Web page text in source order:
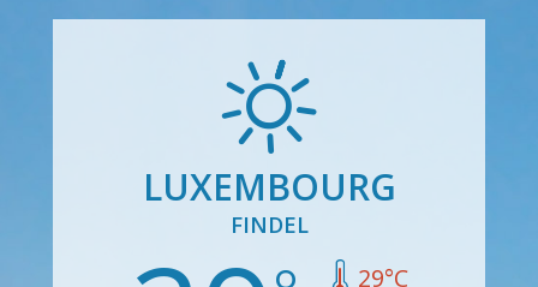
LUXEMBOURG
FINDEL
29°C